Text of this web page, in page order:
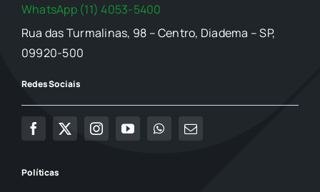
WhatsApp (11) 4053-5400
Rua das Turmalinas, 98 – Centro, Diadema – SP,
09920-500
Redes Sociais
Políticas